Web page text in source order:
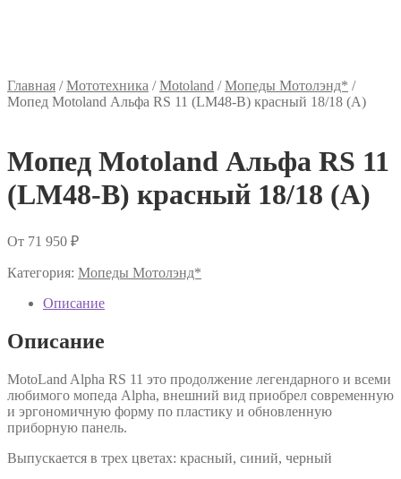
Главная /Мототехника /Motoland /Мопеды Мотолэнд* /
Мопед Motoland Альфа RS 11 (LM48-B) красный 18/18 (А)
Мопед Motoland Альфа RS 11
(LM48-B) красный 18/18 (А)
От 71 950 ₽
Категория: Мопеды Мотолэнд*
Описание
Описание
MotoLand Alpha RS 11 это продолжение легендарного и всеми
любимого мопеда Alpha, внешний вид приобрел современную
и эргономичную форму по пластику и обновленную
приборную панель.
Выпускается в трех цветах: красный, синий, черный